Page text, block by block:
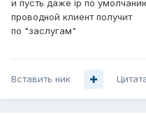
и пусть даже ip по
проводной клиент получит
по "заслугам"
Вставить ник